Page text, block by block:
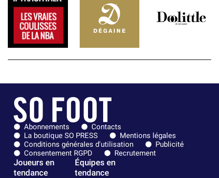
Abonnements
Contacts
La boutique SO PRESS
Mentions légales
Conditions générales d'utilisation
Publicité
Consentement RGPD
Recrutement
Joueurs en
tendance
Équipes en
tendance